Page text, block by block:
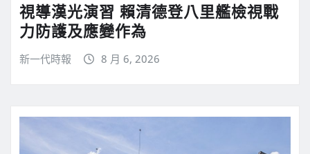
視導漢光演習 賴清德登八里艦檢視戰
力防護及應變作為
新一代時報 8 月 6, 2026